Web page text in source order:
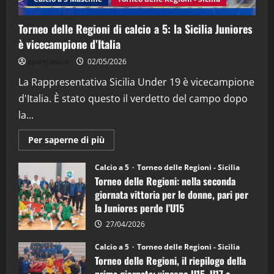
4 15/04/2026
"SportEmpire" in Podcast
“SportEmpire” in Podcast: 26^ Puntata
08/04/2026
Torneo delle Regioni di calcio a 5: la Sicilia Juniores
è vicecampione d’Italia
02/05/2026
La Rappresentativa Sicilia Under 19 è vicecampione
d'Italia. È stato questo il verdetto del campo dopo
la...
Per saperne di più
informazioni
Torneo
delle
Regioni
di
calcio
a
5:
la
Juniores
è
vicecampione
d’Italia
Calcio a 5 Torneo delle Regioni - Sicilia
Torneo delle Regioni: nella seconda
giornata vittoria per le donne, pari per
la Juniores perde l’U15
27/04/2026
Calcio a 5 Torneo delle Regioni - Sicilia
Torneo delle Regioni, il riepilogo della